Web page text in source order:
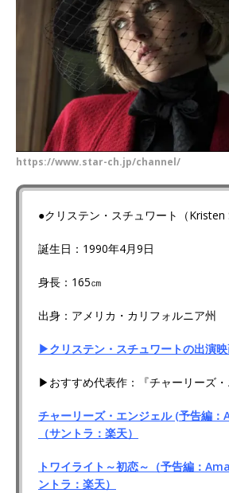
https://www.star-ch.jp/channel/
●クリステン・スチュワート（Kristen
誕生日：1990年4月9日
身長：165㎝
出身：アメリカ・カリフォルニア州
▶クリステン・スチュワートの出演
▶おすすめ代表作：『チャーリーズ・
チャーリーズ・エンジェル (予告編
（サントラ：楽天）
トワイライト～初恋～（予告編：
ントラ：楽天）